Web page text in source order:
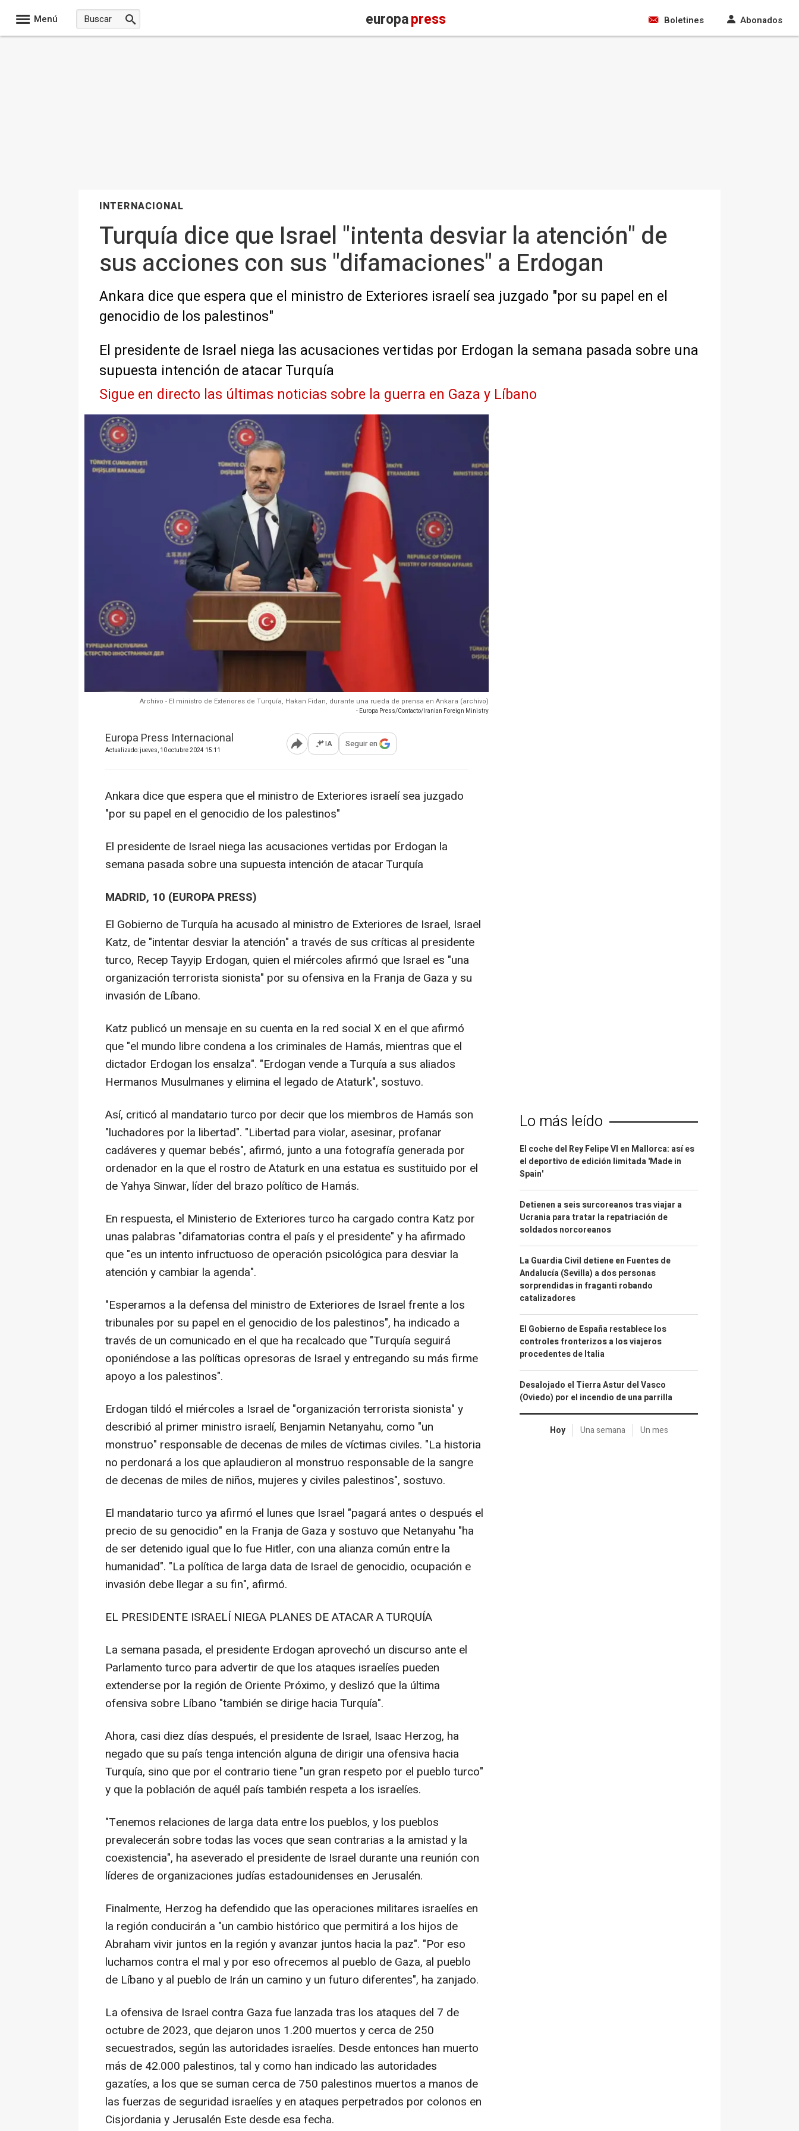
Menú europapress Boletines Abonados
INTERNACIONAL
Turquía dice que Israel "intenta desviar la atención" de
sus acciones con sus "difamaciones" a Erdogan
Ankara dice que espera que el ministro de Exteriores israelí sea juzgado "por su papel en el
genocidio de los palestinos"
El presidente de Israel niega las acusaciones vertidas por Erdogan la semana pasada sobre una
supuesta intención de atacar Turquía
Sigue en directo las últimas noticias sobre la guerra en Gaza y Líbano
Archivo - El ministro de Exteriores de Turquía, Hakan Fidan, durante una rueda de prensa en Ankara (archivo)
- Europa Press/Contacto/Iranian Foreign Ministry
Europa Press Internacional
Actualizado: jueves, 10 octubre 2024 15:11 Abrir opciones para compartir
IA Seguir en
Ankara dice que espera que el ministro de Exteriores israelí sea juzgado
"por su papel en el genocidio de los palestinos"
El presidente de Israel niega las acusaciones vertidas por Erdogan la
semana pasada sobre una supuesta intención de atacar Turquía
MADRID, 10 (EUROPA PRESS)
El Gobierno de Turquía ha acusado al ministro de Exteriores de Israel, Israel
Katz, de "intentar desviar la atención" a través de sus críticas al presidente
turco, Recep Tayyip Erdogan, quien el miércoles afirmó que Israel es "una
organización terrorista sionista" por su ofensiva en la Franja de Gaza y su
invasión de Líbano.
Katz publicó un mensaje en su cuenta en la red social X en el que afirmó
que "el mundo libre condena a los criminales de Hamás, mientras que el
dictador Erdogan los ensalza". "Erdogan vende a Turquía a sus aliados
Hermanos Musulmanes y elimina el legado de Ataturk", sostuvo.
Así, criticó al mandatario turco por decir que los miembros de Hamás son
"luchadores por la libertad". "Libertad para violar, asesinar, profanar
cadáveres y quemar bebés", afirmó, junto a una fotografía generada por
ordenador en la que el rostro de Ataturk en una estatua es sustituido por el
de Yahya Sinwar, líder del brazo político de Hamás.
En respuesta, el Ministerio de Exteriores turco ha cargado contra Katz por
unas palabras "difamatorias contra el país y el presidente" y ha afirmado
que "es un intento infructuoso de operación psicológica para desviar la
atención y cambiar la agenda".
"Esperamos a la defensa del ministro de Exteriores de Israel frente a los
tribunales por su papel en el genocidio de los palestinos", ha indicado a
través de un comunicado en el que ha recalcado que "Turquía seguirá
oponiéndose a las políticas opresoras de Israel y entregando su más firme
apoyo a los palestinos".
Erdogan tildó el miércoles a Israel de "organización terrorista sionista" y
describió al primer ministro israelí, Benjamin Netanyahu, como "un
monstruo" responsable de decenas de miles de víctimas civiles. "La historia
no perdonará a los que aplaudieron al monstruo responsable de la sangre
de decenas de miles de niños, mujeres y civiles palestinos", sostuvo.
El mandatario turco ya afirmó el lunes que Israel "pagará antes o después el
precio de su genocidio" en la Franja de Gaza y sostuvo que Netanyahu "ha
de ser detenido igual que lo fue Hitler, con una alianza común entre la
humanidad". "La política de larga data de Israel de genocidio, ocupación e
invasión debe llegar a su fin", afirmó.
EL PRESIDENTE ISRAELÍ NIEGA PLANES DE ATACAR A TURQUÍA
La semana pasada, el presidente Erdogan aprovechó un discurso ante el
Parlamento turco para advertir de que los ataques israelíes pueden
extenderse por la región de Oriente Próximo, y deslizó que la última
ofensiva sobre Líbano "también se dirige hacia Turquía".
Ahora, casi diez días después, el presidente de Israel, Isaac Herzog, ha
negado que su país tenga intención alguna de dirigir una ofensiva hacia
Turquía, sino que por el contrario tiene "un gran respeto por el pueblo turco"
y que la población de aquél país también respeta a los israelíes.
"Tenemos relaciones de larga data entre los pueblos, y los pueblos
prevalecerán sobre todas las voces que sean contrarias a la amistad y la
coexistencia", ha aseverado el presidente de Israel durante una reunión con
líderes de organizaciones judías estadounidenses en Jerusalén.
Finalmente, Herzog ha defendido que las operaciones militares israelíes en
la región conducirán a "un cambio histórico que permitirá a los hijos de
Abraham vivir juntos en la región y avanzar juntos hacia la paz". "Por eso
luchamos contra el mal y por eso ofrecemos al pueblo de Gaza, al pueblo
de Líbano y al pueblo de Irán un camino y un futuro diferentes", ha zanjado.
La ofensiva de Israel contra Gaza fue lanzada tras los ataques del 7 de
octubre de 2023, que dejaron unos 1.200 muertos y cerca de 250
secuestrados, según las autoridades israelíes. Desde entonces han muerto
más de 42.000 palestinos, tal y como han indicado las autoridades
gazatíes, a los que se suman cerca de 750 palestinos muertos a manos de
las fuerzas de seguridad israelíes y en ataques perpetrados por colonos en
Cisjordania y Jerusalén Este desde esa fecha.
Lo más leído
El coche del Rey Felipe VI en Mallorca: así es
el deportivo de edición limitada 'Made in
Spain'
Detienen a seis surcoreanos tras viajar a
Ucrania para tratar la repatriación de
soldados norcoreanos
La Guardia Civil detiene en Fuentes de
Andalucía (Sevilla) a dos personas
sorprendidas in fraganti robando
catalizadores
El Gobierno de España restablece los
controles fronterizos a los viajeros
procedentes de Italia
Desalojado el Tierra Astur del Vasco
(Oviedo) por el incendio de una parrilla
Hoy Una semana Un mes